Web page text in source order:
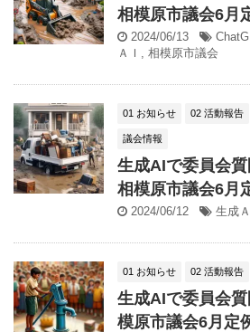
相模原市議会6月
2024/06/13
ＡＩ , 相模原市議会
01 お知らせ 02 活動報告
議会情報
生成AIで委員会
相模原市議会6月
2024/06/12 生成Ａ
01 お知らせ 02 活動報告
生成AIで委員会
模原市議会6月定